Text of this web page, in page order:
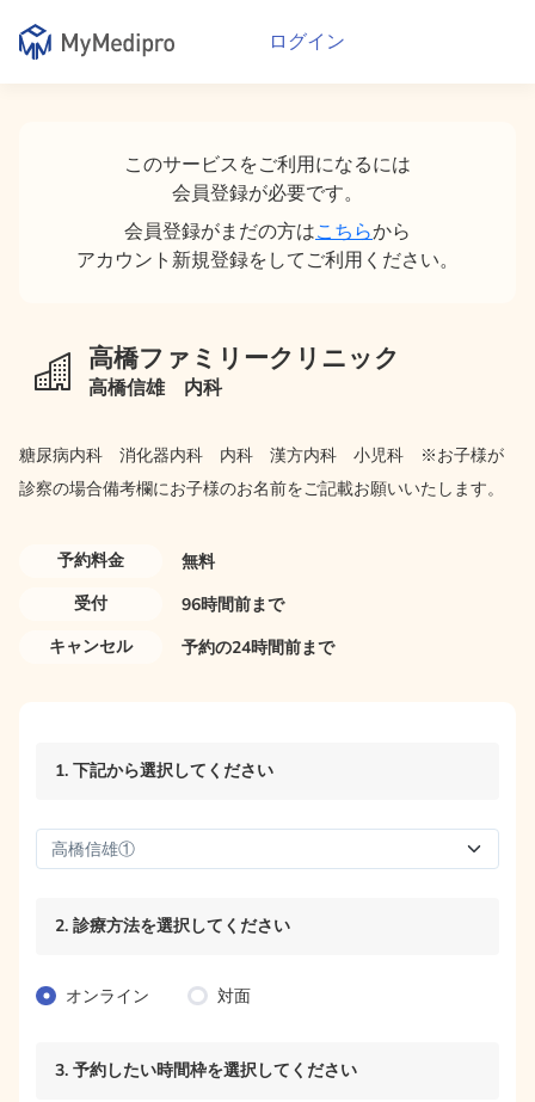
ログイン
このサービスをご利用になるには
会員登録が必要です。
会員登録がまだの方はこちらから
アカウント新規登録をしてご利用ください。
高橋ファミリークリニック
高橋信雄 内科
糖尿病内科 消化器内科 内科 漢方内科 小児科 ※お子様が
診察の場合備考欄にお子様のお名前をご記載お願いいたします。
予約料金
無料
受付
96時間前まで
キャンセル
予約の24時間前まで
1. 下記から選択してください
2. 診療方法を選択してください
オンライン 対面
3. 予約したい時間枠を選択してください
02:40
03:20
04:00
04:20
05:00
06:00
06:20